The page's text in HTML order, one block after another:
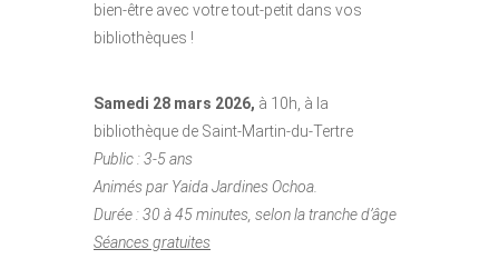
bien-être avec votre tout-petit dans vos
bibliothèques !
Samedi 28 mars 2026, à 10h, à la
bibliothèque de Saint-Martin-du-Tertre
Public : 3-5 ans
Animés par Yaida Jardines Ochoa.
Durée : 30 à 45 minutes, selon la tranche d’âge
Séances gratuites